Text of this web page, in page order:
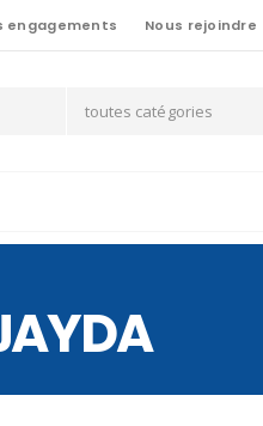
engagements Nous rejoindre
toutes catégories